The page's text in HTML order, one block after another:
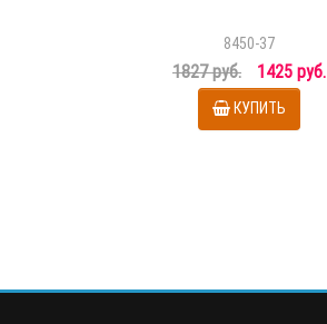
8450-37
1827 руб. 1425 руб.
КУПИТЬ